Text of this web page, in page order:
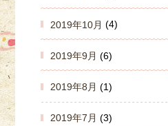
2019年10月 (4)
2019年9月 (6)
2019年8月 (1)
2019年7月 (3)